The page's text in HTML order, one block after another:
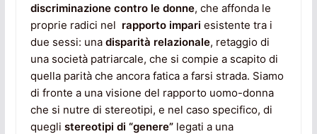
discriminazione contro le donne, che affonda le
proprie radici nel rapporto impari esistente tra i
due sessi: una disparità relazionale, retaggio di
una società patriarcale, che si compie a scapito di
quella parità che ancora fatica a farsi strada. Siamo
di fronte a una visione del rapporto uomo-donna
che si nutre di stereotipi, e nel caso specifico, di
quegli stereotipi di “genere”legati a una